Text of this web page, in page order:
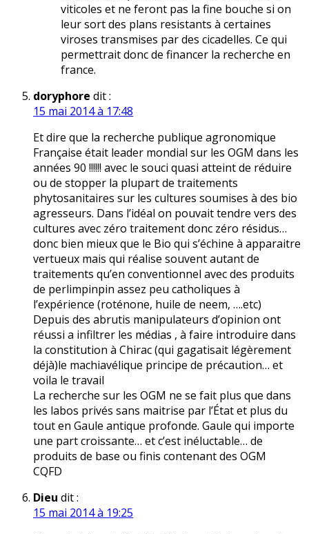
viticoles et ne feront pas la fine bouche si on
leur sort des plans resistants à certaines
viroses transmises par des cicadelles. Ce qui
permettrait donc de financer la recherche en
france.
doryphore dit :
15 mai 2014 à 17:48
Et dire que la recherche publique agronomique
Française était leader mondial sur les OGM dans les
années 90 !!!!!! avec le souci quasi atteint de réduire
ou de stopper la plupart de traitements
phytosanitaires sur les cultures soumises à des bio
agresseurs. Dans l’idéal on pouvait tendre vers des
cultures avec zéro traitement donc zéro résidus…
donc bien mieux que le Bio qui s’échine à apparaitre
vertueux mais qui réalise souvent autant de
traitements qu’en conventionnel avec des produits
de perlimpinpin assez peu catholiques à
l’expérience (roténone, huile de neem, ….etc)
Depuis des abrutis manipulateurs d’opinion ont
réussi a infiltrer les médias , à faire introduire dans
la constitution à Chirac (qui gagatisait légèrement
déjà)le machiavélique principe de précaution… et
voila le travail
La recherche sur les OGM ne se fait plus que dans
les labos privés sans maitrise par l’État et plus du
tout en Gaule antique profonde. Gaule qui importe
une part croissante… et c’est inéluctable… de
produits de base ou finis contenant des OGM
CQFD
Dieu dit :
15 mai 2014 à 19:25